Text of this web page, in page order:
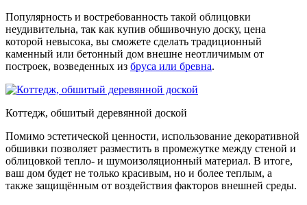
Популярность и востребованность такой облицовки
неудивительна, так как купив обшивочную доску, цена
которой невысока, вы сможете сделать традиционный
каменный или бетонный дом внешне неотличимым от
построек, возведенных из бруса или бревна.
Коттедж, обшитый деревянной доской
Помимо эстетической ценности, использование декоративной
обшивки позволяет разместить в промежутке между стеной и
облицовкой тепло- и шумоизоляционный материал. В итоге,
ваш дом будет не только красивым, но и более теплым, а
также защищённым от воздействия факторов внешней среды.